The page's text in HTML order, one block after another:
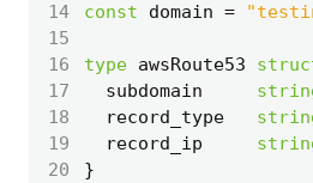
14
const domain =
15
16
type awsRoute53
17
subdomain
18
record_type
19
record_ip
20
}